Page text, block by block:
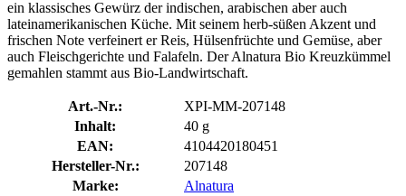
ein klassisches Gewürz der indischen, arabischen aber auch
lateinamerikanischen Küche. Mit seinem herb-süßen Akzent und
frischen Note verfeinert er Reis, Hülsenfrüchte und Gemüse, aber
auch Fleischgerichte und Falafeln. Der Alnatura Bio Kreuzkümmel
gemahlen stammt aus Bio-Landwirtschaft.
Art.-Nr.:
XPI-MM-207148
Inhalt:
40 g
EAN:
4104420180451
Hersteller-Nr.:
207148
Marke:
Alnatura